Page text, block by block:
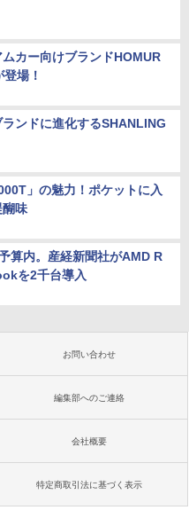
カー向けブランドHOMUR
場！
ンドに進化するSHANLING
」の魅力！ポケットに入
醐味
算内。産経新聞社がAMD R
を2千台導入
お問い合わせ
編集部へのご連絡
会社概要
特定商取引法に基づく表示